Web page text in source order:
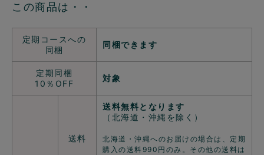
この商品は・・
定期コースへの
同梱
同梱できます
定期同梱
10％OFF
対象
送料
送料無料となります
（北海道・沖縄を除く）
北海道・沖縄へのお届けの場合は、定期
購入の送料990円のみ。その他の送料は